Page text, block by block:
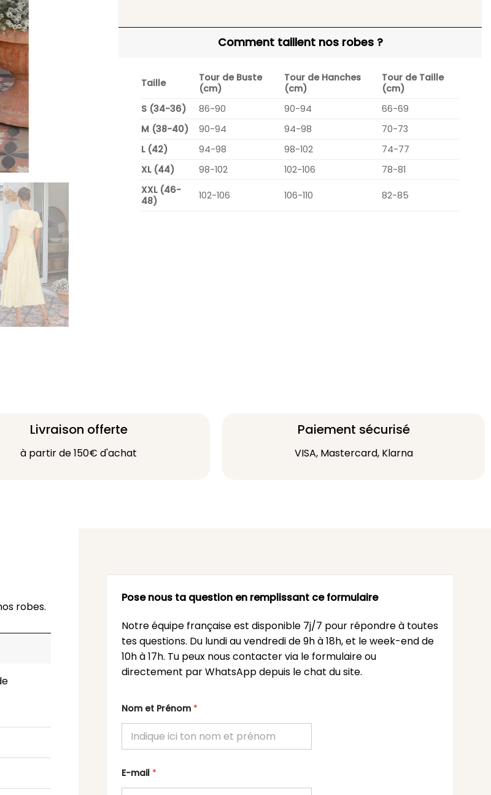
Comment taillent nos robes ?
Taille
Tour de Buste
(cm)
Tour de Hanches
(cm)
Tour de Taille
(cm)
S (34-36)
86-90 90-94
66-69
M (38-40)
90-94 94-98
70-73
L (42)
94-98 98-102
74-77
XL (44)
98-102 102-106
78-81
XXL (46-
48)
102-106 106-110 82-85
Livraison offerte
à partir de 150€ d'achat
Paiement sécurisé
VISA, Mastercard, Klarna
robes.
Pose nous ta question en remplissant ce formulaire
Notre équipe française est disponible 7j/7 pour répondre à toutes
tes questions. Du lundi au vendredi de 9h à 18h, et le week-end de
10h à 17h. Tu peux nous contacter via le formulaire ou
directement par WhatsApp depuis le chat du site.
Nom et Prénom *
E-mail *